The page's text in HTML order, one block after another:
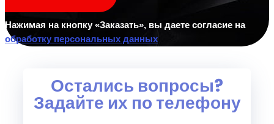
Нажимая на кнопку «Заказать», вы даете согласие на
обработку персональных данных
Остались вопросы?
Задайте их по телефону